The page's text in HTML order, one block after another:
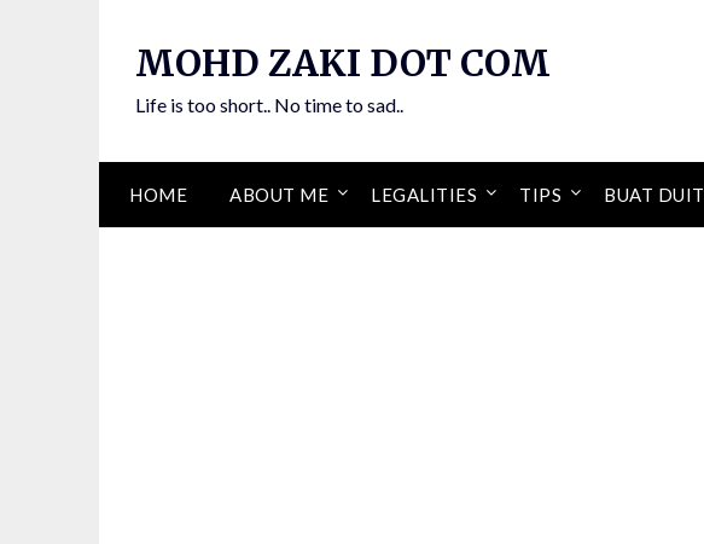
MOHD ZAKI DOT COM
Life is too short.. No time to sad..
HOME ABOUT ME LEGALITIES TIPS BUAT DUIT